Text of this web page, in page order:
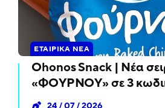
ΕΤΑΙΡΙΚΆ ΝΈΑ
Ohonos Snack | Νέα
«ΦΟΥΡΝΟΥ» σε 3